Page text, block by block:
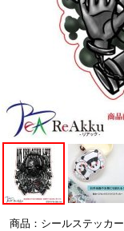
商品：シールステッカー